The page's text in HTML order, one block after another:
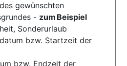
gewünschten
- zum Beispiel
Sonderurlaub
bzw. Startzeit der
bzw. Endzeit der